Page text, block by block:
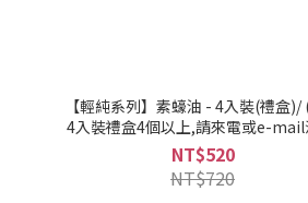
【輕純系列】素蠔油 - 4入裝(禮盒)/
4入裝禮盒4個以上,請來電或e-mail
另有優惠)
NT$520
NT$720